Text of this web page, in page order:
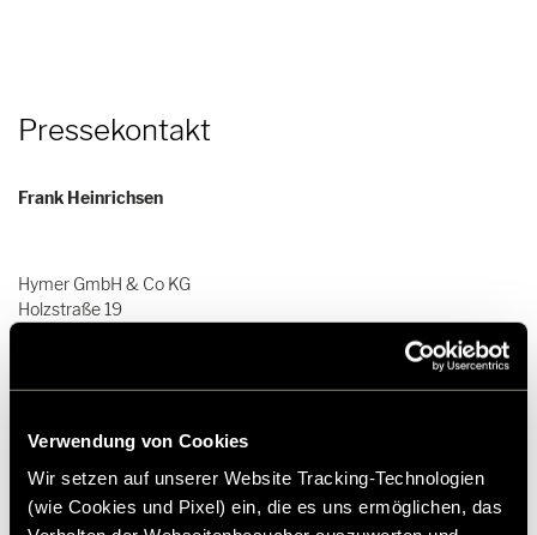
Verwendung von Cookies
Wir setzen auf unserer Website Tracking-Technologien
(wie Cookies und Pixel) ein, die es uns ermöglichen, das
Pressekontakt
Frank Heinrichsen
Hymer GmbH & Co KG
Holzstraße 19
E-Mail:presse@hymer.com